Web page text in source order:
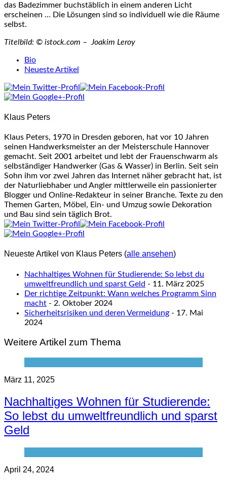
das Badezimmer buchstäblich in einem anderen Licht
erscheinen … Die Lösungen sind so individuell wie die Räume
selbst.
Titelbild: © istock.com – Joakim Leroy
following
tabs
change
below.
Bio
Neueste Artikel
Klaus Peters
Klaus Peters, 1970 in Dresden geboren, hat vor 10 Jahren
seinen Handwerksmeister an der Meisterschule Hannover
gemacht. Seit 2001 arbeitet und lebt der Frauenschwarm als
selbständiger Handwerker (Gas & Wasser) in Berlin. Seit sein
Sohn ihm vor zwei Jahren das Internet näher gebracht hat, ist
der Naturliebhaber und Angler mittlerweile ein passionierter
Blogger und Online-Redakteur in seiner Branche. Texte zu den
Themen Garten, Möbel, Ein- und Umzug sowie Dekoration
und Bau sind sein täglich Brot.
Neueste Artikel von Klaus Peters (alle ansehen)
Nachhaltiges Wohnen für Studierende: So lebst du
umweltfreundlich und sparst Geld - 11. März 2025
Der richtige Zeitpunkt: Wann welches Programm Sinn
macht - 2. Oktober 2024
Sicherheitsrisiken und deren Vermeidung - 17. Mai
2024
Weitere Artikel zum Thema
März 11, 2025
Nachhaltiges Wohnen für Studierende:
So lebst du umweltfreundlich und sparst
Geld
April 24, 2024